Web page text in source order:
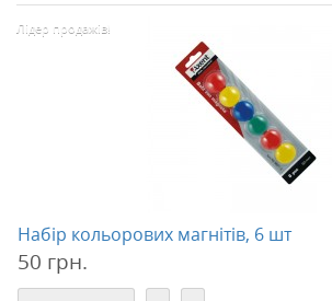
Лідер продажів!
Набір кольорових магнітів, 6 шт
50 грн.